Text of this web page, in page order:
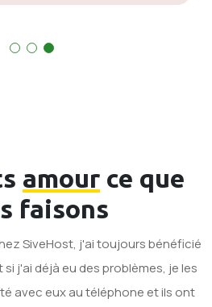
amour ce que
faisons
SiveHost, j'ai toujours bénéficié
j'ai déjà eu des problèmes, je les
avec eux au téléphone et ils ont